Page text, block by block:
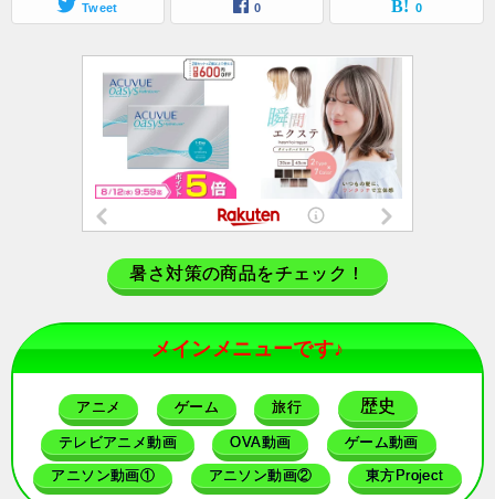
Tweet 0 0
暑さ対策の商品をチェック！
メインメニューです♪
アニメ ゲーム 旅行 歴史
テレビアニメ動画 OVA動画 ゲーム動画
アニソン動画① アニソン動画② 東方Project